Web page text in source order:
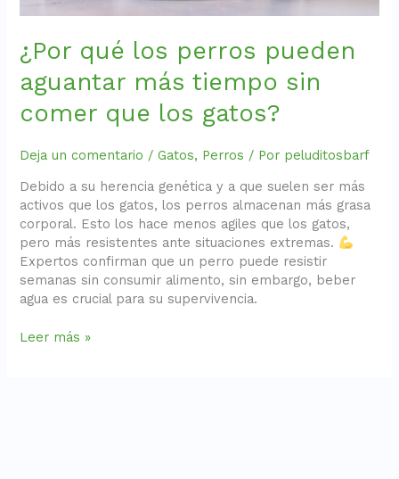
¿Por qué los perros pueden
aguantar más tiempo sin
comer que los gatos?
Deja un comentario /Gatos, Perros / Por peluditosbarf
Debido a su herencia genética y a que suelen ser más
activos que los gatos, los perros almacenan más grasa
corporal. ⁣⁣⁣Esto los hace menos agiles que los gatos,
pero más resistentes ante situaciones extremas.
⁣⁣⁣Expertos confirman que un perro puede resistir
semanas sin consumir alimento, sin embargo, beber
agua es crucial para su supervivencia.
gatos?
Leer más »